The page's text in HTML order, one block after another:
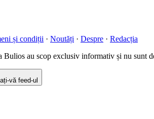
și condiții · Noutăți · Despre · Redacția
Bulios au scop exclusiv informativ și nu sunt
vă feed-ul